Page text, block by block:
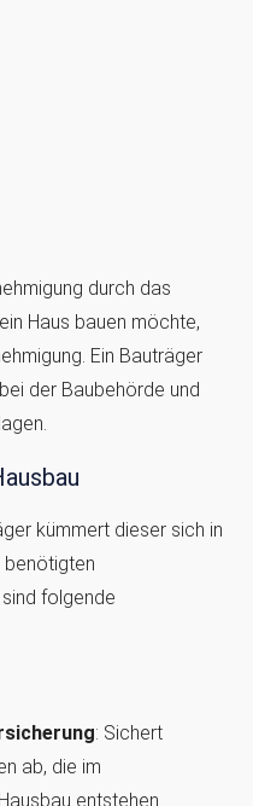
durch das
Haus bauen möchte,
Ein Bauträger
der Baubehörde und
kümmert dieser sich in
benötigten
folgende
: Sichert
ab, die im
entstehen.